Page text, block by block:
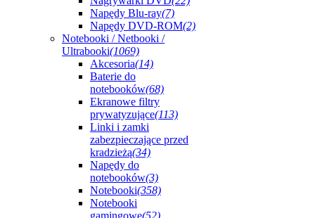
Napędy Blu-ray(7)
Napędy DVD-ROM(2)
Notebooki / Netbooki /
Ultrabooki(1069)
Akcesoria(14)
Baterie do
notebooków(68)
Ekranowe filtry
prywatyzujące(113)
Linki i zamki
zabezpieczające przed
kradzieżą(34)
Napędy do
notebooków(3)
Notebooki(358)
Notebooki
gamingowe(52)